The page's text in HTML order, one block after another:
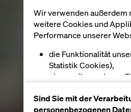
Wir verwenden
weitere Cookies und
Performance unserer
die Funktionalität
Statistik Cookies),
einen reibungslosen
passende Werbung
Sind Sie mit der
personenbezogenen